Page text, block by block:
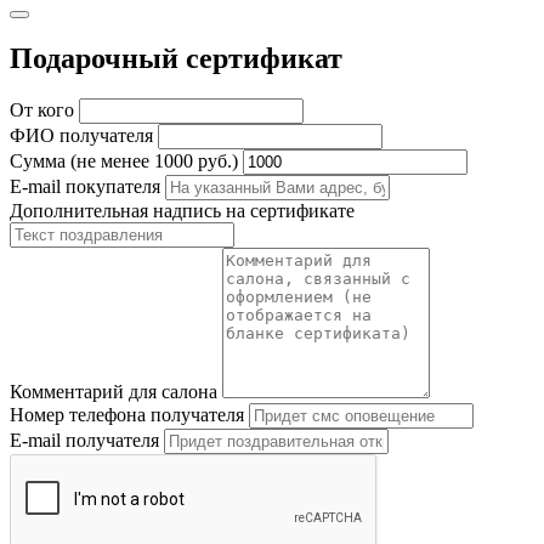
Подарочный сертификат
От кого
ФИО получателя
Сумма (не менее 1000 руб.)
E-mail покупателя
Дополнительная надпись на сертификате
Комментарий для салона
Номер телефона получателя
E-mail получателя